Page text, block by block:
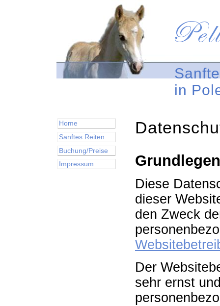
in
Home
Sanftes Reiten
Buchung/Preise
Impressum
Diese
dieser
den Zweck
Der
sehr ernst